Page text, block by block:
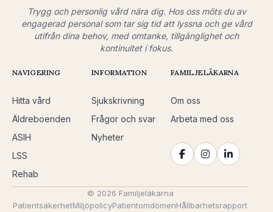
Trygg och personlig vård nära dig. Hos oss möts du av
engagerad personal som tar sig tid att lyssna och ge vård
utifrån dina behov, med omtanke, tillgänglighet och
kontinuitet i fokus.
NAVIGERING
Hitta vård
Äldreboenden
ASIH
LSS
Rehab
INFORMATION
Sjukskrivning
Frågor och svar
Nyheter
FAMILJELÄKARNA
Om oss
Arbeta med oss
© 2026 Familjeläkarna
PatientsäkerhetMiljöpolicyPatientomdömenHållbarhetsrapport